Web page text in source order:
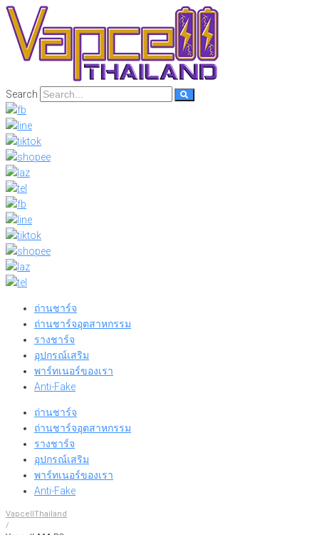
Skip
to
content
Search
ถ่านชาร์จ
ถ่านชาร์จอุตสาหกรรม
รางชาร์จ
อุปกรณ์เสริม
พาร์ทเนอร์ของเรา
Anti-Fake
ถ่านชาร์จ
ถ่านชาร์จอุตสาหกรรม
รางชาร์จ
อุปกรณ์เสริม
พาร์ทเนอร์ของเรา
Anti-Fake
VapcellThailand
/